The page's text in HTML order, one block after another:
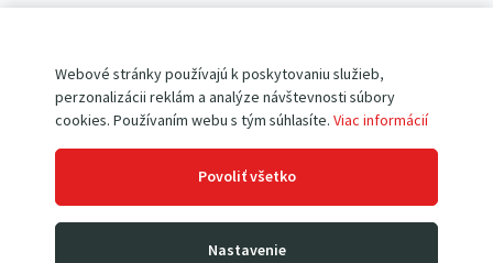
Webové stránky používajú k poskytovaniu služieb,
perzonalizácii reklám a analýze návštevnosti súbory
cookies. Používaním webu s tým súhlasíte. Viac informácií
Povoliť všetko
Nastavenie